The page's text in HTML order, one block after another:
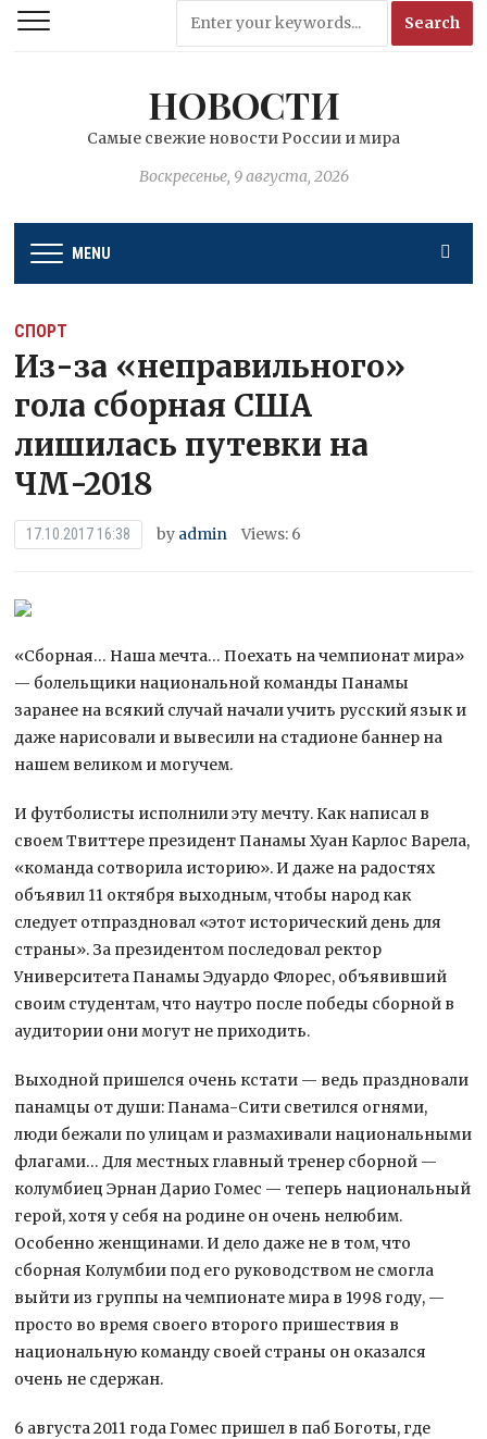
НОВОСТИ
Самые свежие новости России и мира
Воскресенье, 9 августа, 2026
MENU
СПОРТ
Из-за «неправильного»
гола сборная США
лишилась путевки на
ЧМ-2018
17.10.2017 16:38 by admin Views: 6
«Сборная… Наша мечта… Поехать на чемпионат мира»
— болельщики национальной команды Панамы
заранее на всякий случай начали учить русский язык и
даже нарисовали и вывесили на стадионе баннер на
нашем великом и могучем.
И футболисты исполнили эту мечту. Как написал в
своем Твиттере президент Панамы Хуан Карлос Варела,
«команда сотворила историю». И даже на радостях
объявил 11 октября выходным, чтобы народ как
следует отпраздновал «этот исторический день для
страны». За президентом последовал ректор
Университета Панамы Эдуардо Флорес, объявивший
своим студентам, что наутро после победы сборной в
аудитории они могут не приходить.
Выходной пришелся очень кстати — ведь праздновали
панамцы от души: Панама-Сити светился огнями,
люди бежали по улицам и размахивали национальными
флагами… Для местных главный тренер сборной —
колумбиец Эрнан Дарио Гомес — теперь национальный
герой, хотя у себя на родине он очень нелюбим.
Особенно женщинами. И дело даже не в том, что
сборная Колумбии под его руководством не смогла
выйти из группы на чемпионате мира в 1998 году, —
просто во время своего второго пришествия в
национальную команду своей страны он оказался
очень не сдержан.
6 августа 2011 года Гомес пришел в паб Боготы, где